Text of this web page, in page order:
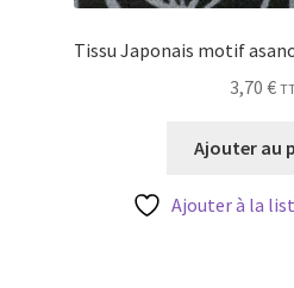
Tissu Japonais motif
3,70 €
Ajouter au
Ajouter à la